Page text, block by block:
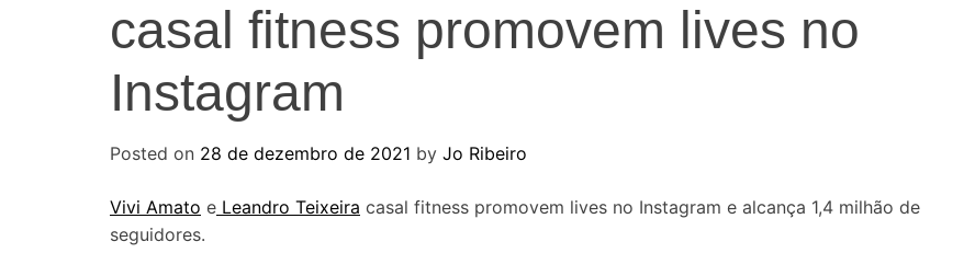
casal fitness promovem lives no
Instagram
Posted on 28 de dezembro de 2021 by Jo Ribeiro
Vivi Amato e Leandro Teixeira casal fitness promovem lives no Instagram e alcança 1,4 milhão de
seguidores.